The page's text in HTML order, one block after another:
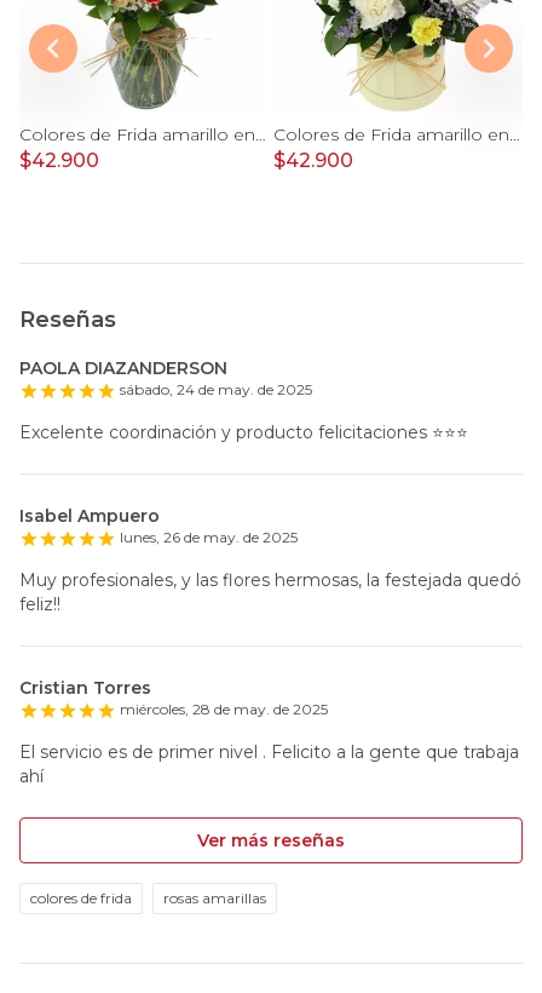
Colores de Frida amarillo en florero - Ánfora con rosas, claveles, estate y limonium
$42.900
Colores de Frida amarillo en sombrerero - Arreglo floral con rosas, claveles, estate y limonium
$42.900
Reseñas
PAOLA DIAZANDERSON
sábado, 24 de may. de 2025
Excelente coordinación y producto felicitaciones ⭐️⭐️⭐️
Isabel Ampuero
lunes, 26 de may. de 2025
Muy profesionales, y las flores hermosas, la festejada quedó
feliz!!
Cristian Torres
miércoles, 28 de may. de 2025
El servicio es de primer nivel . Felicito a la gente que trabaja
ahí
Ver más reseñas
colores de frida rosas amarillas